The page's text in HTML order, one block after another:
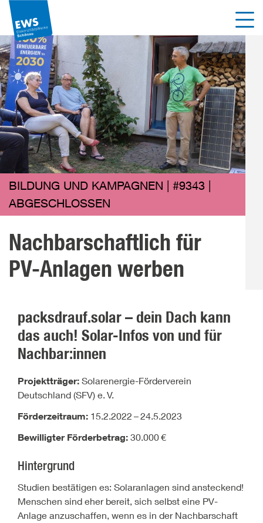
Direkt
zum
Inhalt
der
Seite
springen
BILDUNG UND KAMPAGNEN | #9343 |
ABGESCHLOSSEN
Nachbarschaftlich für
PV-Anlagen werben
packsdrauf.solar – dein Dach kann
das auch! Solar-Infos von und für
Nachbar:innen
Projektträger: Solarenergie-Förderverein
Deutschland (SFV) e. V.
Förderzeitraum: 15.2.2022 –24.5.2023
Bewilligter Förderbetrag: 30.000€
Hintergrund
Studien bestätigen es: Solaranlagen sind ansteckend!
Menschen sind eher bereit, sich selbst eine PV-
Anlage anzuschaffen, wenn es in der Nachbarschaft